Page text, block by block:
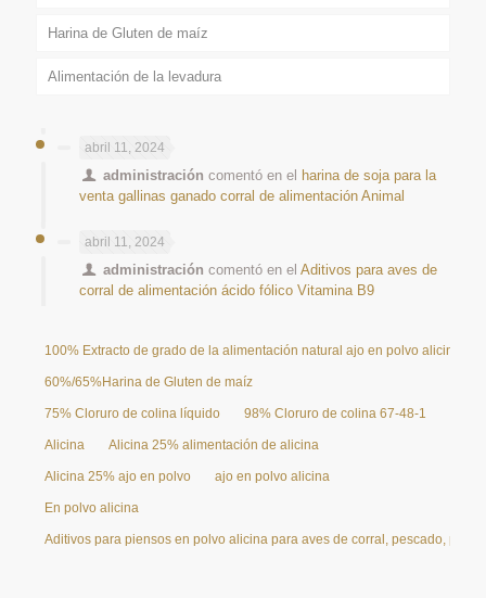
Harina de Gluten de maíz
Alimentación de la levadura
abril 11, 2024
administración comentó en el harina de soja para la
venta gallinas ganado corral de alimentación Animal
abril 11, 2024
administración comentó en elAditivos para aves de
corral de alimentación ácido fólico Vitamina B9
100% Extracto de grado de la alimentación natural ajo en polvo alicina
60%/65%Harina de Gluten de maíz
75% Cloruro de colina líquido 98% Cloruro de colina 67-48-1
Alicina Alicina 25% alimentación de alicina
Alicina 25% ajo en polvo ajo en polvo alicina
En polvo alicina
Aditivos para piensos en polvo alicina para aves de corral, pescado, pollo